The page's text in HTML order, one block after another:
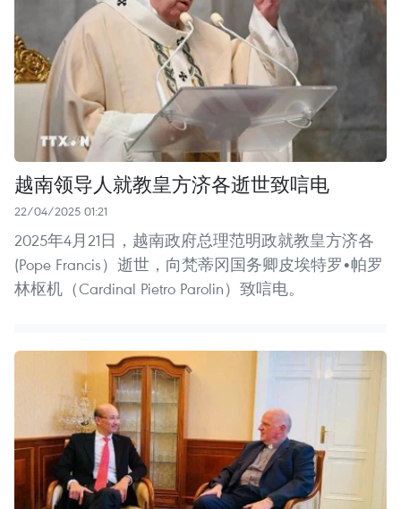
越南领导人就教皇方济各逝世致唁电
22/04/2025 01:21
2025年4月21日，越南政府总理范明政就教皇方济各
(Pope Francis）逝世，向梵蒂冈国务卿皮埃特罗•帕罗
林枢机（Cardinal Pietro Parolin）致唁电。